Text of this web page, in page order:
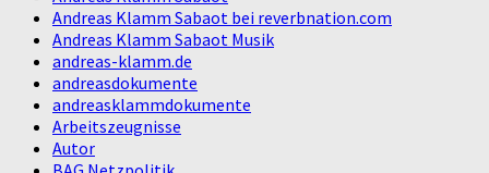
Andreas Klamm Sabaot bei reverbnation.com
Andreas Klamm Sabaot Musik
andreas-klamm.de
andreasdokumente
andreasklammdokumente
Arbeitszeugnisse
Autor